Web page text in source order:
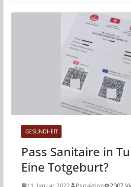
GESUNDHEIT
Pass Sanitaire in
Eine Totgeburt?